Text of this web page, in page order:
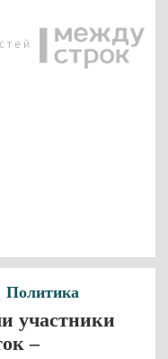
Политика
участники
–